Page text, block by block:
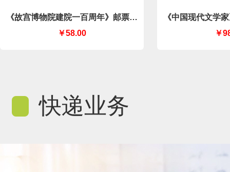
《故宫博物院建院一百周年》邮票集
戳风琴折（中国集邮有限公司）
￥58.00
《中国现代文学
集邮有
￥
快递业务